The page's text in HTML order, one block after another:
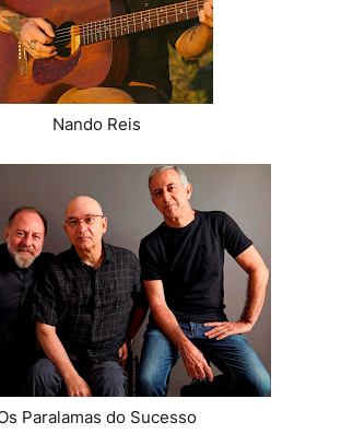
Nando Reis
Paralamas do Sucesso